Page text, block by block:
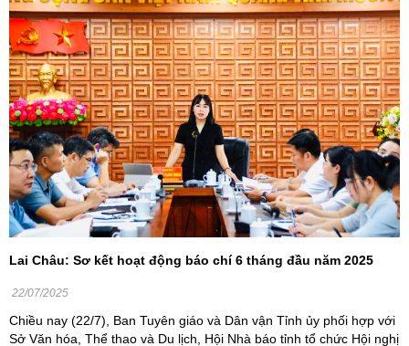
Lai Châu: Sơ kết hoạt động báo chí 6 tháng đầu năm 2025
22/07/2025
Chiều nay (22/7), Ban Tuyên giáo và Dân vận Tỉnh ủy phối hợp với
Sở Văn hóa, Thể thao và Du lịch, Hội Nhà báo tỉnh tổ chức Hội nghị